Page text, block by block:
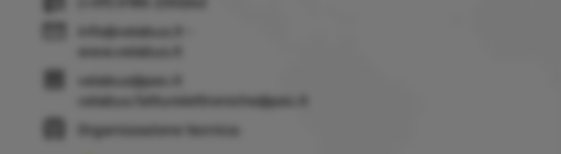
info@velabus.it
www.velabus.it
velabus@pec.it
velabus.fatturelettroniche@pec.it
Organizzazione tecnica: